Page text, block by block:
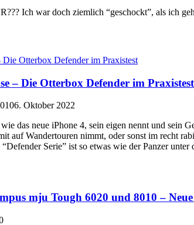
Ich war doch ziemlich “geschockt”, als ich
– Die Otterbox Defender im Praxistest
6. Oktober 2022
das neue iPhone 4, sein eigen nennt und sein
auf Wandertouren nimmt, oder sonst im recht
Serie” ist so etwas wie der Panzer unter
mju Tough 6020 und 8010 –